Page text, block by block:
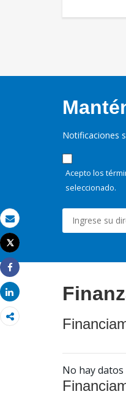
Correo electrónico
Imprimir
Tweet
Share
Share
Notificaciones
Acepto los
seleccionado.
No hay